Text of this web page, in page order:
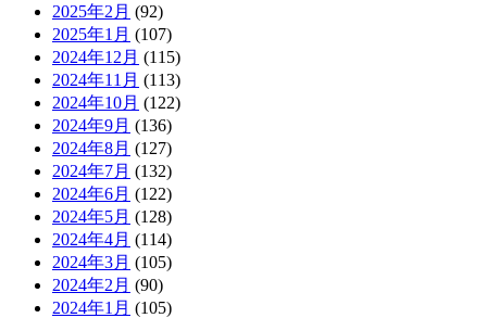
2025年2月 (92)
2025年1月 (107)
2024年12月 (115)
2024年11月 (113)
2024年10月 (122)
2024年9月 (136)
2024年8月 (127)
2024年7月 (132)
2024年6月 (122)
2024年5月 (128)
2024年4月 (114)
2024年3月 (105)
2024年2月 (90)
2024年1月 (105)